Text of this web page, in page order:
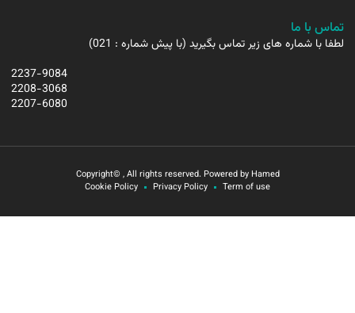
تماس با ما
لطفا با شماره های زیر تماس بگیرید (با پیش شماره : 021)
2237-9084
2208-3068
2207-6080
Copyright© , All rights reserved. Powered by Hamed
Term of use
Privacy Policy
Cookie Policy